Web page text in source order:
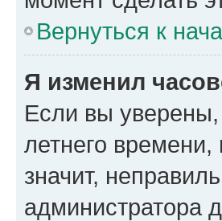
Вернуться к
Я изменил
Если вы уверены,
летнего
значит,
администратора